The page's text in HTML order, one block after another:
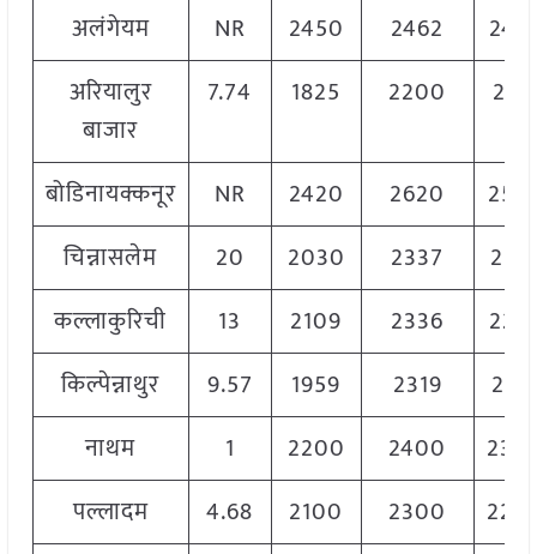
अलंगेयम NR 2450 2462
अरियालुर
बाजार
7.74 1825 2200 2171
बोडिनायक्कनूर NR 2420 2620
चिन्नासलेम
20 2030 2337
कल्लाकुरिची
13 2109 2336
किल्पेन्नाथुर
9.57 1959 2319
नाथम
1 2200 2400
पल्लादम
4.68 2100 2300